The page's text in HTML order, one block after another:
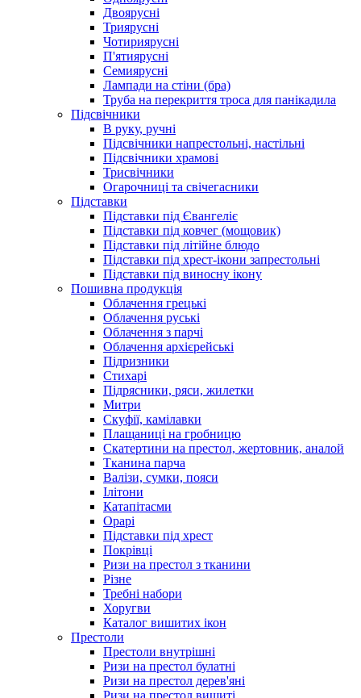
Двоярусні
Триярусні
Чотириярусні
П'ятиярусні
Семиярусні
Лампади на стіни (бра)
Труба на перекриття троса для панікадила
Підсвічники
В руку, ручні
Підсвічники напрестольні, настільні
Підсвічники храмові
Трисвічники
Огарочниці та свічегасники
Підставки
Підставки під Євангеліє
Підставки під ковчег (мощовик)
Підставки під літійне блюдо
Підставки під хрест-ікони запрестольні
Підставки під виносну ікону
Пошивна продукція
Облачення грецькі
Облачення руські
Облачення з парчі
Облачення архієрейські
Підризники
Стихарі
Підрясники, ряси, жилетки
Митри
Скуфії, камілавки
Плащаниці на гробницю
Скатертини на престол, жертовник, аналой
Тканина парча
Валізи, сумки, пояси
Ілітони
Катапітасми
Орарі
Підставки під хрест
Покрівці
Ризи на престол з тканини
Різне
Требні набори
Хоругви
Каталог вишитих ікон
Престоли
Престоли внутрішні
Ризи на престол булатні
Ризи на престол дерев'яні
Ризи на престол вишиті